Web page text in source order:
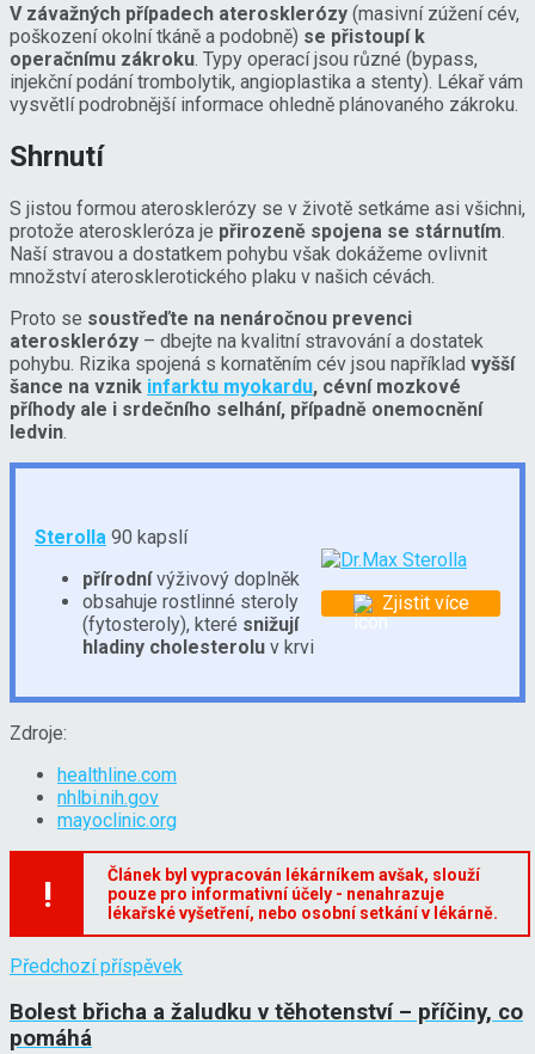
V závažných případech aterosklerózy (masivní zúžení cév,
poškození okolní tkáně a podobně) se přistoupí k
operačnímu zákroku . Typy operací jsou různé (bypass,
injekční podání trombolytik, angioplastika a stenty). Lékař vám
vysvětlí podrobnější informace ohledně plánovaného zákroku.
Shrnutí
S jistou formou aterosklerózy se v životě setkáme asi všichni,
protože ateroskleróza je přirozeně spojena se stárnutím
Naší stravou a dostatkem pohybu však dokážeme ovlivnit
množství aterosklerotického plaku v našich cévách.
Proto se soustřeďte na nenáročnou prevenci
aterosklerózy – dbejte na kvalitní stravování a dostatek
pohybu. Rizika spojená s kornatěním cév jsou například vyšší
šance na vznik infarktu myokardu, cévní mozkové
příhody ale i srdečního selhání, případně onemocnění
ledvin
Sterolla 90 kapslí
přírodnívýživový doplněk
obsahuje rostlinné steroly
(fytosteroly), které snižují
hladiny cholesterolu v krvi
Zjistit více
Zdroje:
healthline.com
nhlbi.nih.gov
mayoclinic.org
!
Článek byl vypracován lékárníkem avšak, slouží
pouze pro informativní účely - nenahrazuje
lékařské vyšetření, nebo osobní setkání v lékárně.
Předchozí příspěvek
Bolest břicha a žaludku v těhotenství – příčiny, co
pomáhá